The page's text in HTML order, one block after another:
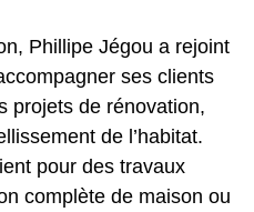
Phillipe Jégou a rejoint
ses clients
projets de rénovation,
de l’habitat.
pour des travaux
complète de maison ou